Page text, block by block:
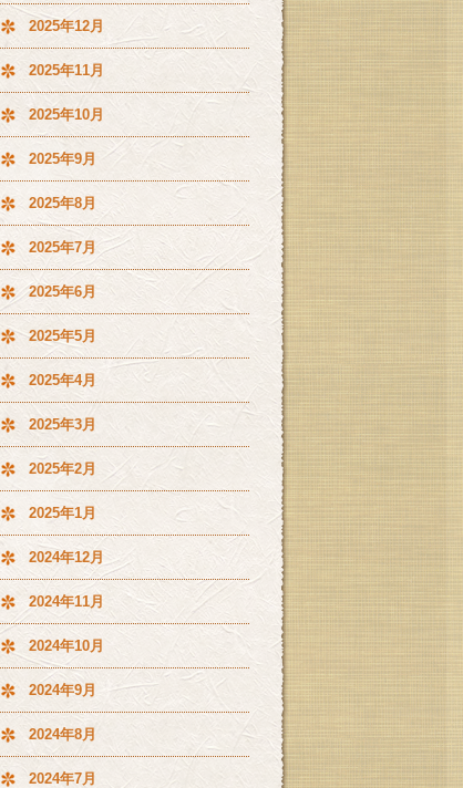
2025年12月
2025年11月
2025年10月
2025年9月
2025年8月
2025年7月
2025年6月
2025年5月
2025年4月
2025年3月
2025年2月
2025年1月
2024年12月
2024年11月
2024年10月
2024年9月
2024年8月
2024年7月